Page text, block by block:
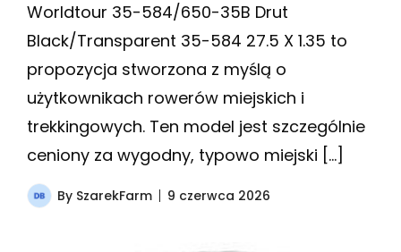
Worldtour 35-584/650-35B Drut
Black/Transparent 35-584 27.5 X 1.35 to
propozycja stworzona z myślą o
użytkownikach rowerów miejskich i
trekkingowych. Ten model jest szczególnie
ceniony za wygodny, typowo miejski […]
By SzarekFarm 9 czerwca 2026